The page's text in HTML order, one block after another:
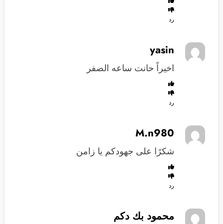
رد
yasin
اخيراً حانت ساعه الصفر
رد
M.n980
شكرًا على جهودكم يا زامن
رد
محمود بك دكم